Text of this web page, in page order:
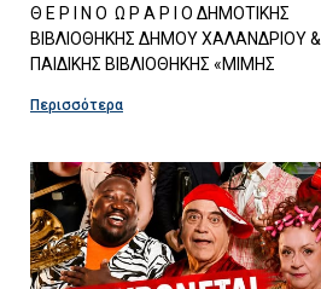
Θ Ε Ρ Ι Ν Ο Ω Ρ Α Ρ Ι Ο ΔΗΜΟΤΙΚΗΣ
ΒΙΒΛΙΟΘΗΚΗΣ ΔΗΜΟΥ ΧΑΛΑΝΔΡΙΟΥ &
ΠΑΙΔΙΚΗΣ ΒΙΒΛΙΟΘΗΚΗΣ «ΜΙΜΗΣ
Περισσότερα